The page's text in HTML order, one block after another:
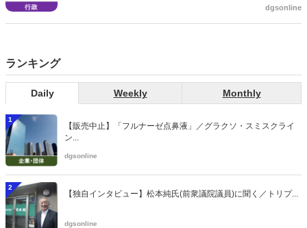
関する省令案を示し、パブコメを開始した。受診勧奨を行った後に、
dgsonline
ランキング
Daily Weekly Monthly
1
【販売中止】「フルナーゼ点鼻液」／グラクソ・スミスクライ
ン...
dgsonline
2
【独自インタビュー】松本純氏(前衆議院議員)に聞く／トリプ...
dgsonline